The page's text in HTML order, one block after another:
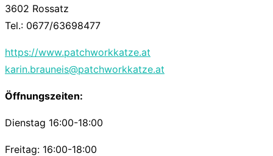
3602 Rossatz
Tel.: 0677/63698477
https://www.patchworkkatze.at
karin.brauneis@patchworkkatze.at
Öffnungszeiten:
Dienstag 16:00-18:00
Freitag: 16:00-18:00